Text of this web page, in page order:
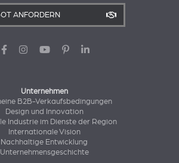
ANFORDERN
Unternehmen
B2B-Verkaufsbedingungen
Design und Innovation
Industrie im Dienste der Region
Internationale Vision
Nachhaltige Entwicklung
Unternehmensgeschichte